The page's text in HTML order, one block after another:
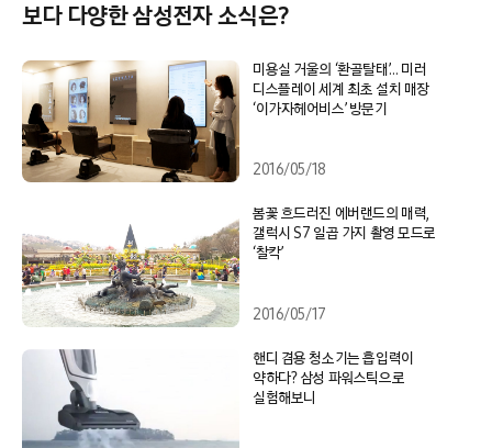
보다 다양한 삼성전자 소식은?
미용실 거울의 ‘환골탈태’… 미러
디스플레이 세계 최초 설치 매장
‘이가자헤어비스’ 방문기
2016/05/18
봄꽃 흐드러진 에버랜드의 매력,
갤럭시 S7 일곱 가지 촬영 모드로
‘찰칵’
2016/05/17
핸디 겸용 청소기는 흡입력이
약하다? 삼성 파워스틱으로
실험해보니